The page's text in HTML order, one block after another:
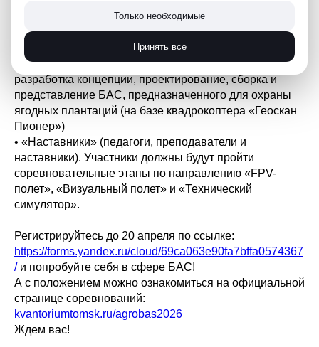
сельскохозяйственные растения, создать
ортофотоплан и проанализировать его
• «На страже полей» (старшая возрастная категория –
9-11 класс и студенты). Задача участников –
разработка концепции, проектирование, сборка и
представление БАС, предназначенного для охраны
ягодных плантаций (на базе квадрокоптера «Геоскан
Пионер»)
• «Наставники» (педагоги, преподаватели и
наставники). Участники должны будут пройти
соревновательные этапы по направлению «FPV-
полет», «Визуальный полет» и «Технический
симулятор».
Регистрируйтесь до 20 апреля по ссылке:
https://forms.yandex.ru/cloud/69ca063e90fa7bffa0574367
/и попробуйте себя в сфере БАС!
А с положением можно ознакомиться на официальной
странице соревнований:
kvantoriumtomsk.ru/agrobas2026
Ждем вас!
Только необходимые
Принять все